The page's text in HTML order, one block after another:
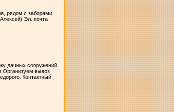
рядом с заборами,
Эл. почта
дачных сооружений
Организуем вывоз
Контактный